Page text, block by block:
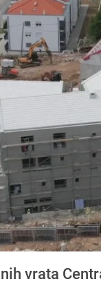
vrata